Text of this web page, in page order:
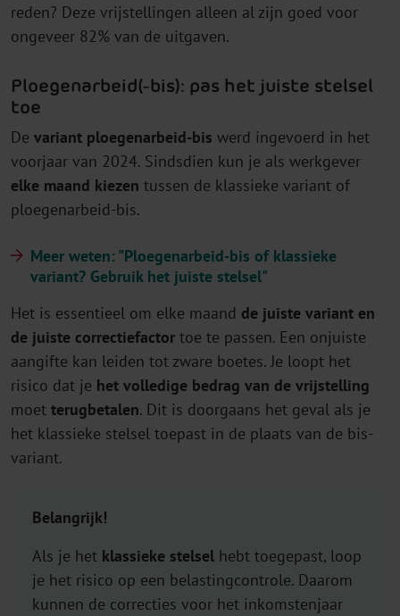
reden? Deze vrijstellingen alleen al zijn goed voor
ongeveer 82% van de uitgaven.
Ploegenarbeid(-bis): pas het juiste stelsel
toe
De variant ploegenarbeid-bis werd ingevoerd in het
voorjaar van 2024. Sindsdien kun je als werkgever
elke maand kiezen tussen de klassieke variant of
ploegenarbeid-bis.
Meer weten: "Ploegenarbeid-bis of klassieke
variant? Gebruik het juiste stelsel"
Het is essentieel om elke maand de juiste variant en
de juiste correctiefactor toe te passen. Een onjuiste
aangifte kan leiden tot zware boetes. Je loopt het
risico dat je het volledige bedrag van de vrijstelling
moet terugbetalen. Dit is doorgaans het geval als je
het klassieke stelsel toepast in de plaats van de bis-
variant.
Belangrijk!
Als je het klassieke stelsel hebt toegepast, loop
je het risico op een belastingcontrole. Daarom
kunnen de correcties voor het inkomstenjaar